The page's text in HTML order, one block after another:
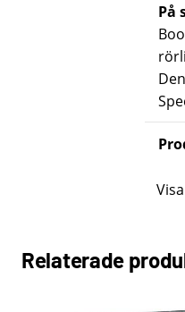
På
Relaterade